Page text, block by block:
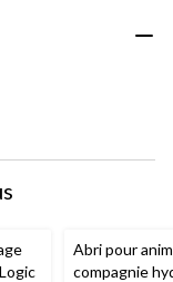
Abri pour
compagnie